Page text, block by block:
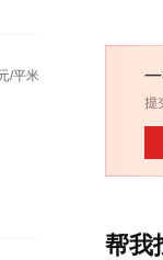
/平米
帮我